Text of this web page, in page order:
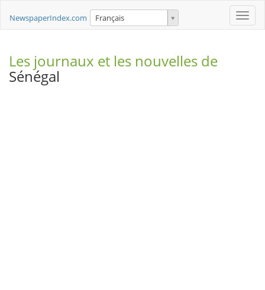
Toggle
NewspaperIndex.com Français
Les journaux et les nouvelles de
Sénégal